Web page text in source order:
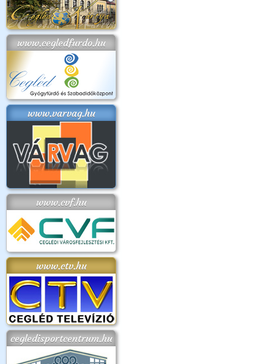
www.cegledfurdo.hu
www.varvag.hu
www.cvf.hu
www.ctv.hu
cegledisportcentrum.hu